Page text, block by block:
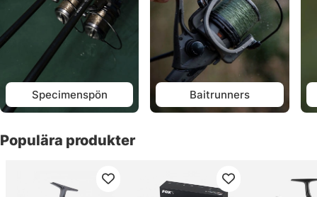
Specimenspön Baitrunners
Populära produkter